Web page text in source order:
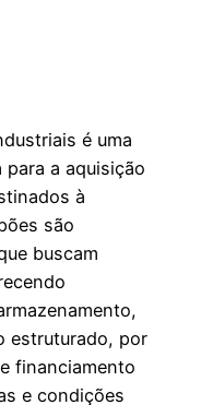
é uma
a aquisição
à
são
buscam
estruturado, por
financiamento
e condições